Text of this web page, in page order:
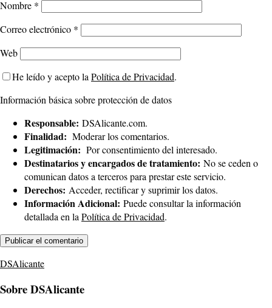
Nombre *
Correo electrónico *
Web
He leído y acepto la Política de Privacidad.
Información básica sobre protección de datos
Responsable: DSAlicante.com.
Finalidad: Moderar los comentarios.
Legitimación: Por consentimiento del interesado.
Destinatarios y encargados de tratamiento: No se ceden o
comunican datos a terceros para prestar este servicio.
Derechos: Acceder, rectificar y suprimir los datos.
Información Adicional: Puede consultar la información
detallada en la Política de Privacidad.
DSAlicante
Sobre DSAlicante